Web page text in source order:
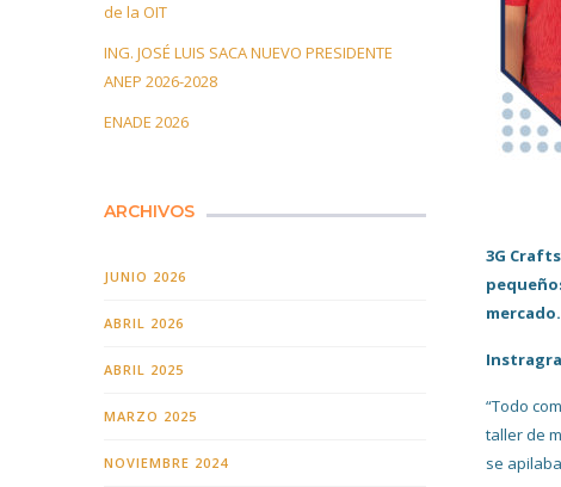
3G
mercado.
“Todo
taller de
se
de la OIT
ING. JOSÉ LUIS SACA NUEVO PRESIDENTE
ANEP 2026-2028
ENADE 2026
ARCHIVOS
JUNIO 2026
ABRIL 2026
ABRIL 2025
MARZO 2025
NOVIEMBRE 2024